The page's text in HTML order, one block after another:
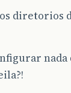
diretorios
nada